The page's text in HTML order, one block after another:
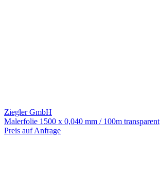
Ziegler GmbH
Malerfolie 1500 x 0,040 mm / 100m transparent
Preis auf Anfrage